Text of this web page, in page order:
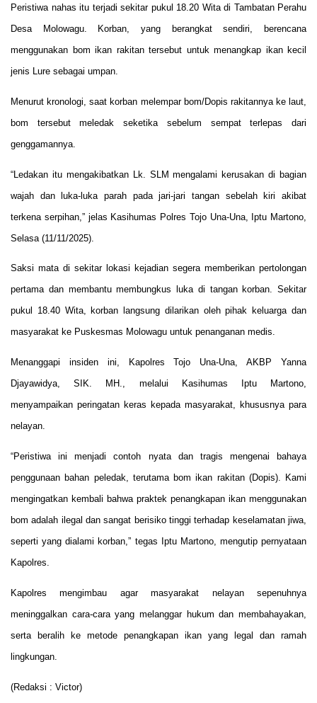
Peristiwa nahas itu terjadi sekitar pukul 18.20 Wita di Tambatan Perahu
Desa Molowagu. Korban, yang berangkat sendiri, berencana
menggunakan bom ikan rakitan tersebut untuk menangkap ikan kecil
jenis Lure sebagai umpan.
Menurut kronologi, saat korban melempar bom/Dopis rakitannya ke laut,
bom tersebut meledak seketika sebelum sempat terlepas dari
genggamannya.
“Ledakan itu mengakibatkan Lk. SLM mengalami kerusakan di bagian
wajah dan luka-luka parah pada jari-jari tangan sebelah kiri akibat
terkena serpihan,” jelas Kasihumas Polres Tojo Una-Una, Iptu Martono,
Selasa (11/11/2025).
Saksi mata di sekitar lokasi kejadian segera memberikan pertolongan
pertama dan membantu membungkus luka di tangan korban. Sekitar
pukul 18.40 Wita, korban langsung dilarikan oleh pihak keluarga dan
masyarakat ke Puskesmas Molowagu untuk penanganan medis.
Menanggapi insiden ini, Kapolres Tojo Una-Una, AKBP Yanna
Djayawidya, SIK. MH., melalui Kasihumas Iptu Martono,
menyampaikan peringatan keras kepada masyarakat, khususnya para
nelayan.
“Peristiwa ini menjadi contoh nyata dan tragis mengenai bahaya
penggunaan bahan peledak, terutama bom ikan rakitan (Dopis). Kami
mengingatkan kembali bahwa praktek penangkapan ikan menggunakan
bom adalah ilegal dan sangat berisiko tinggi terhadap keselamatan jiwa,
seperti yang dialami korban,” tegas Iptu Martono, mengutip pernyataan
Kapolres.
Kapolres mengimbau agar masyarakat nelayan sepenuhnya
meninggalkan cara-cara yang melanggar hukum dan membahayakan,
serta beralih ke metode penangkapan ikan yang legal dan ramah
lingkungan.
(Redaksi : Victor)